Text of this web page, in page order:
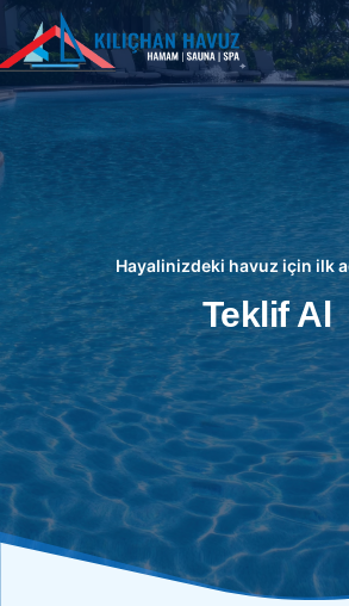
Hayalinizdeki havuz için ilk
Teklif Al